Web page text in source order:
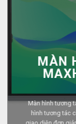
MÀN
Màn hình tương
hình tương tác